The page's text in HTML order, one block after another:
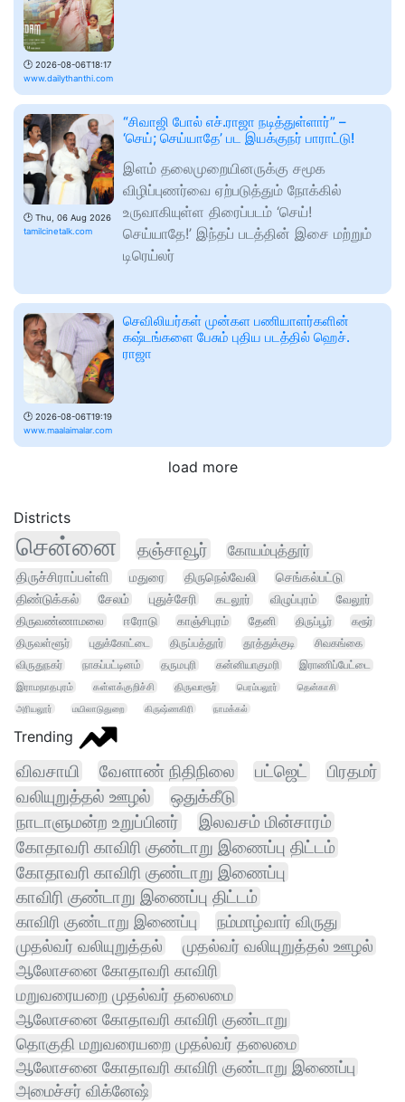
🕑 2026-08-06T18:17
www.dailythanthi.com
🕑 Thu, 06 Aug 2026
tamilcinetalk.com
“சிவாஜி போல் எச்.ராஜா நடித்துள்ளார்” –
‘செய்; செய்யாதே’ பட இயக்குநர் பாராட்டு!
இளம் தலைமுறையினருக்கு சமூக
விழிப்புணர்வை ஏற்படுத்தும் நோக்கில்
உருவாகியுள்ள திரைப்படம் ‘செய்!
செய்யாதே!’ இந்தப் படத்தின் இசை மற்றும்
டிரெய்லர்
🕑 2026-08-06T19:19
www.maalaimalar.com
செவிலியர்கள் முன்கள பணியாளர்களின்
கஷ்டங்களை பேசும் புதிய படத்தில் ஹெச்.
ராஜா
load more
Districts
சென்னை தஞ்சாவூர்
கோயம்புத்தூர்
திருச்சிராப்பள்ளி
மதுரை திருநெல்வேலி
செங்கல்பட்டு
திண்டுக்கல்
சேலம் புதுச்சேரி கடலூர் விழுப்புரம்
வேலூர்
திருவண்ணாமலை
ஈரோடு காஞ்சிபுரம் தேனி திருப்பூர்
கரூர்
திருவள்ளூர்
புதுக்கோட்டை திருப்பத்தூர் தூத்துக்குடி
சிவகங்கை
விருதுநகர்
நாகப்பட்டினம் தருமபுரி கன்னியாகுமரி
இராணிப்பேட்டை
இராமநாதபுரம்
கள்ளக்குறிச்சி திருவாரூர் பெரம்பலூர்
தென்காசி
அரியலூர்
மயிலாடுதுறை கிருஷ்ணகிரி நாமக்கல்
Trending
விவசாயி வேளாண் நிதிநிலை பட்ஜெட்
பிரதமர்
வலியுறுத்தல் ஊழல்
ஒதுக்கீடு
நாடாளுமன்ற உறுப்பினர்
இலவசம் மின்சாரம்
கோதாவரி காவிரி குண்டாறு இணைப்பு திட்டம்
கோதாவரி காவிரி குண்டாறு இணைப்பு
காவிரி குண்டாறு இணைப்பு திட்டம்
காவிரி குண்டாறு இணைப்பு
நம்மாழ்வார் விருது
முதல்வர் வலியுறுத்தல்
முதல்வர் வலியுறுத்தல் ஊழல்
ஆலோசனை கோதாவரி காவிரி
மறுவரையறை முதல்வர் தலைமை
ஆலோசனை கோதாவரி காவிரி குண்டாறு
தொகுதி மறுவரையறை முதல்வர் தலைமை
ஆலோசனை கோதாவரி காவிரி குண்டாறு இணைப்பு
அமைச்சர் விக்னேஷ்